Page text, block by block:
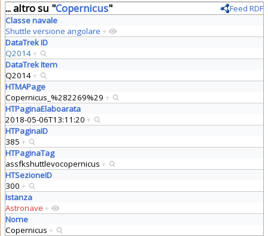
... altro su "Copernicus"
Feed RDF
Classe navale
Shuttle versione angolare +
DataTrek ID
Q2014+
DataTrek Item
Q2014+
HTMAPage
Copernicus_%282269%29 +
HTPaginaElaboarata
2018-05-06T13:11:20 +
HTPaginaID
385 +
HTPaginaTag
assfkshuttlevocopernicus +
HTSezioneID
300 +
Istanza
Astronave +
Nome
Copernicus +